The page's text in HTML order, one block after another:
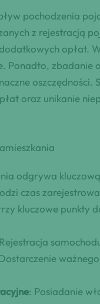
pochodzenia
z rejestracją
opłat.
Ponadto, zbadanie
oraz unikanie
odgrywa
czas
kluczowe punkty
: Posiadanie